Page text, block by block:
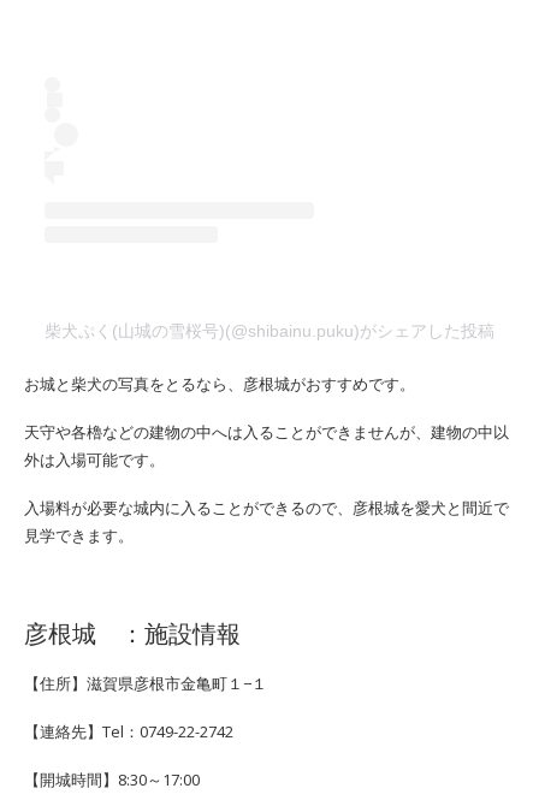
柴犬ぷく(山城の雪桜号)(@shibainu.puku)がシェアした投稿
お城と柴犬の写真をとるなら、彦根城がおすすめです。
天守や各櫓などの建物の中へは入ることができませんが、建物の中以
外は入場可能です。
入場料が必要な城内に入ることができるので、彦根城を愛犬と間近で
見学できます。
彦根城 ：施設情報
【住所】滋賀県彦根市金亀町１−１
【連絡先】Tel：0749-22-2742
【開城時間】8:30～17:00